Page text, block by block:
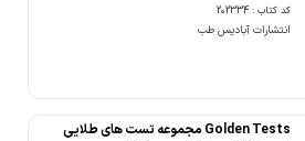
کد کتاب : 202334
انتشارات آبادیس طب
Golden Tests مجموعه تست های طلایی